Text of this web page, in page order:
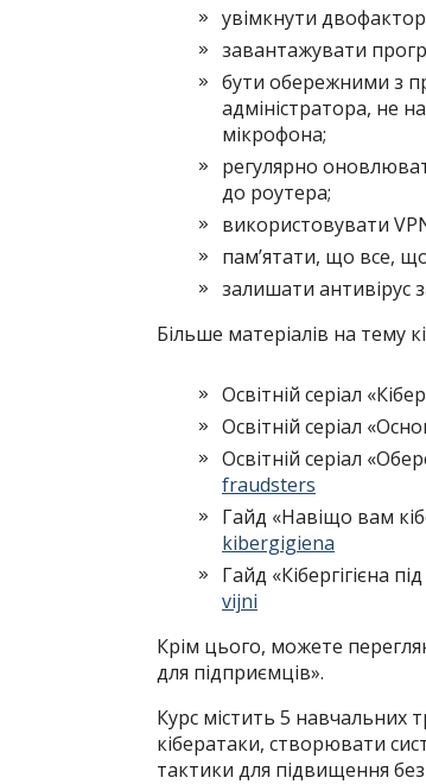
увімкнути
завантажувати
бути обережними з
адміністратора, не
мікрофона;
регулярно
до роутера;
використовувати
пам’ятати, що все,
залишати антивірус
Більше матеріалів на тему
Освітній серіал
Освітній серіал
Освітній серіал
fraudsters
Гайд «Навіщо вам
kibergigiena
Гайд «Кібергігієна
vijni
Крім цього, можете
для підприємців».
Курс містить 5 навчальних
кібератаки, створювати
тактики для підвищення